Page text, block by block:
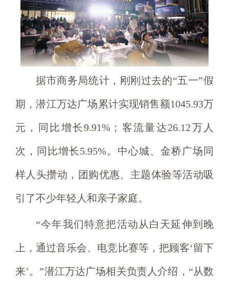
据市商务局统计，刚刚过去的“五一”假
期，潜江万达广场累计实现销售额1045.93万
元，同比增长9.91%；客流量达26.12万人
次，同比增长5.95%。中心城、金桥广场同
样人头攒动，团购优惠、主题体验等活动吸
引了不少年轻人和亲子家庭。
“今年我们特意把活动从白天延伸到晚
上，通过音乐会、电竞比赛等，把顾客‘留下
来’。”潜江万达广场相关负责人介绍，“从数